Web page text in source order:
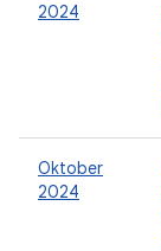
2024
Oktober
2024